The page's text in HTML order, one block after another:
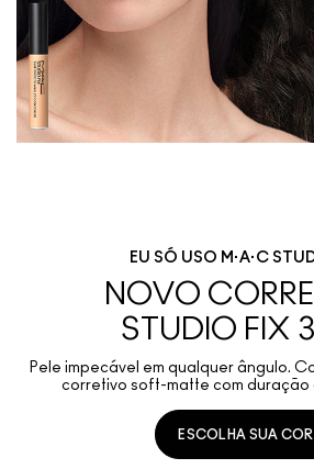
EU SÓ USO M·A·C
NOVO
STUDIO FIX
Pele impecável em qualquer ângulo.
corretivo soft-matte com duração
ESCOLHA SUA COR